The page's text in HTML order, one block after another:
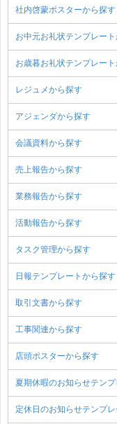
社内啓蒙ポスターから探す
お中元お礼状テンプレー
お歳暮お礼状テンプレー
レジュメから探す
アジェンダから探す
会議資料から探す
売上報告から探す
業務報告から探す
活動報告から探す
タスク管理から探す
日報テンプレートから探す
取引文書から探す
工事関連から探す
店頭ポスターから探す
夏期休暇のお知らせテン
定休日のお知らせテンプ